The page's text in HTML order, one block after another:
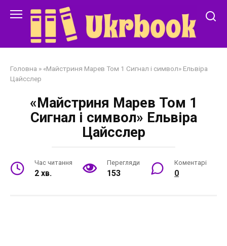
Головна » «Майстриня Марев Том 1 Сигнал і символ» Ельвіра
Цайсслер
«Майстриня Марев Том 1
Сигнал і символ» Ельвіра
Цайсслер
Час читання
2 хв.
Перегляди
153
Коментарі
0